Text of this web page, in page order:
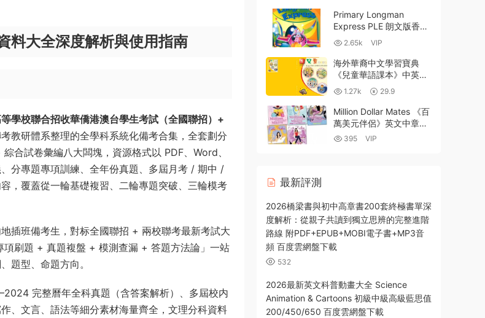
料大全深度解析與使用指南
學校聯合招收華僑港澳台學生考試（全國聯招）+
教研體系整理的全學科系統化備考合集，全套劃分
合試卷彙編八大闆塊，資源格式以 PDF、Word、
分專題專項訓練、全年份真題、多屆月考 / 期中 /
，覆蓋從一輪基礎複習、二輪專題突破、三輪模考
插班備考生，對标全國聯招 + 兩校聯考最新考試大
刷題 + 真題複盤 + 模測查漏 + 答題方法論」一站
題型、命題方向。
完整曆年全科真題（含答案解析）、多屆校内
、文言、語法等細分素材海量齊全，文理分科資料
Primary Longman
Express PLE 朗文版香港
國際小學英語教材PDF 附
Longman Welcome to
English對比評測 百度雲
網盤下載
2.65k VIP
海外華裔中文學習寶典
《兒童華語課本》中英文
版12冊全解析 Children's
Chinese Reader 全球華
語教材對比 全彩PDF
1.27k 29.9
Million Dollar Mates 《百
萬美元伴侶》英文中章電
子書 英國青少年時尚青春
395 VIP
最新評測
2026橋梁書與初中高章書200套終極書單深
度解析：從親子共讀到獨立思辨的完整進階
路線 附PDF+EPUB+MOBI電子書+MP3音
頻 百度雲網盤下載
532
2026最新英文科普動畫大全 Science
Animation & Cartoons 初級中級高級藍思值
200/450/650 百度雲網盤下載